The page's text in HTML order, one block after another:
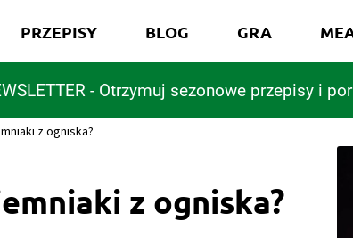
- Otrzymuj sezonowe przepisy i
PRZEPISY BLOG GRA
z ogniska?
z ogniska?